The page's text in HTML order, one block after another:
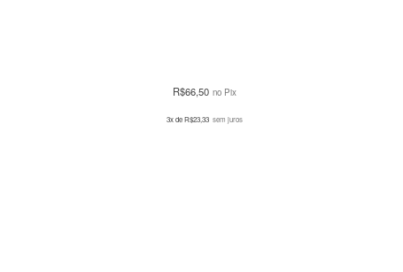
R$66,50 no Pix
3x deR$23,33 sem juros